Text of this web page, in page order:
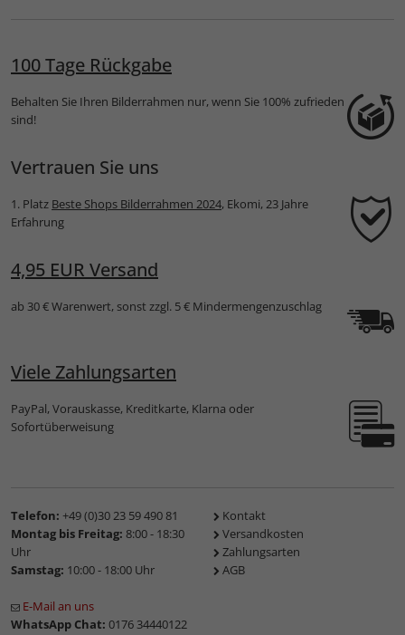
100 Tage Rückgabe
Behalten Sie Ihren Bilderrahmen nur, wenn Sie 100% zufrieden
sind!
Vertrauen Sie uns
1. Platz Beste Shops Bilderrahmen 2024, Ekomi, 23 Jahre
Erfahrung
4,95 EUR Versand
ab 30 € Warenwert, sonst zzgl. 5 € Mindermengenzuschlag
Viele Zahlungsarten
PayPal, Vorauskasse, Kreditkarte, Klarna oder
Sofortüberweisung
Telefon: +49 (0)30 23 59 490 81
Montag bis Freitag: 8:00 - 18:30
Uhr
Samstag: 10:00 - 18:00 Uhr
E-Mail an uns
WhatsApp Chat: 0176 34440122
Kontakt
Versandkosten
Zahlungsarten
AGB